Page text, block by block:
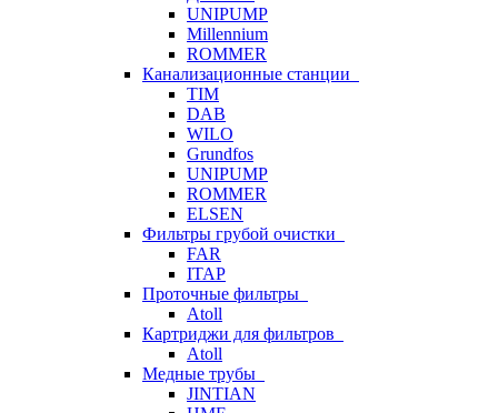
UNIPUMP
Millennium
ROMMER
Канализационные станции
TIM
DAB
WILO
Grundfos
UNIPUMP
ROMMER
ELSEN
Фильтры грубой очистки
FAR
ITAP
Проточные фильтры
Atoll
Картриджи для фильтров
Atoll
Медные трубы
JINTIAN